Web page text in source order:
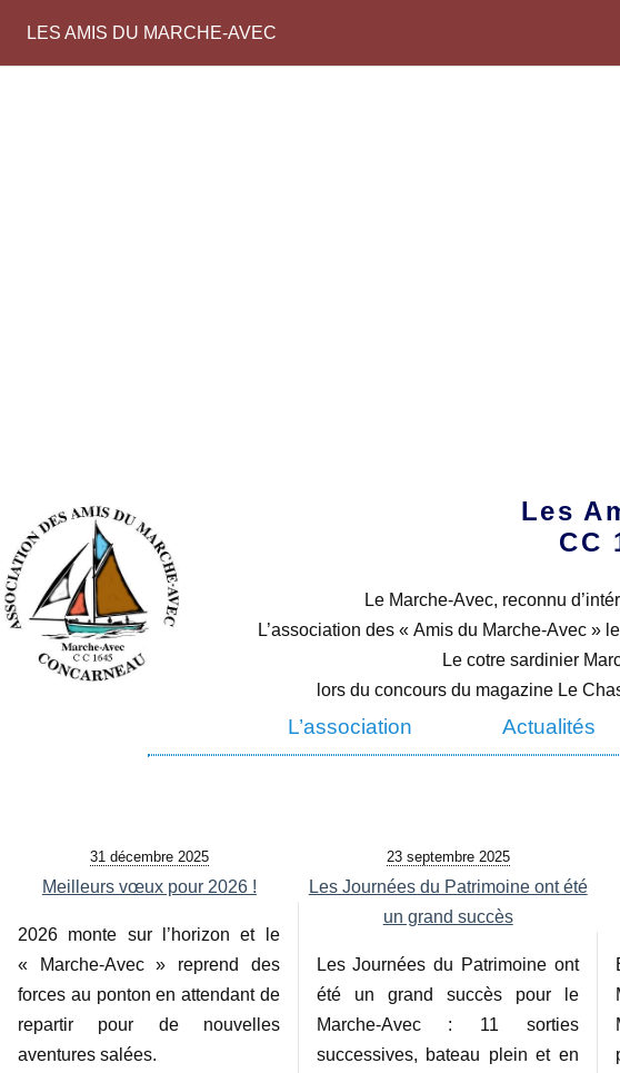
LES AMIS DU MARCHE-AVEC
Les
CC
Le Marche-Avec, reconnu
L’association des « Amis du Marche-Avec »
Le cotre sardinier
lors du concours du magazine Le
L’association Actualités
31 décembre 2025
Meilleurs vœux pour 2026 !
2026 monte sur l’horizon et le
« Marche-Avec » reprend des
forces au ponton en attendant de
repartir pour de nouvelles
aventures salées.
23 septembre 2025
Les Journées du Patrimoine ont été
un grand succès
Les Journées du Patrimoine ont
été un grand succès pour le
Marche-Avec : 11 sorties
successives, bateau plein et en